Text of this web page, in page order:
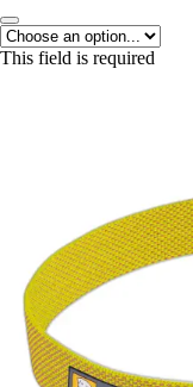
This field is required